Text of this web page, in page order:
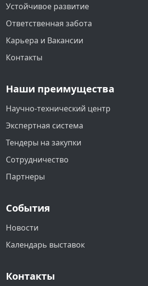
Устойчивое развитие
Ответственная забота
Карьера и Вакансии
Контакты
Наши преимущества
Научно-технический центр
Экспертная система
Тендеры на закупки
Сотрудничество
Партнеры
События
Новости
Календарь выставок
Контакты